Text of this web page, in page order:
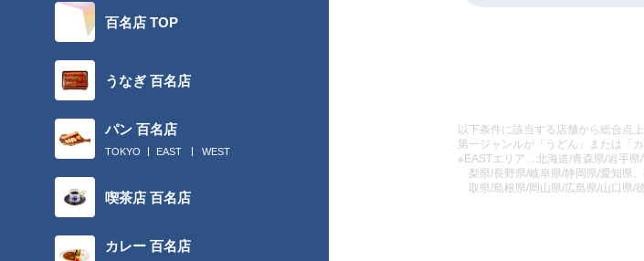
百名店 TOP
うなぎ 百名店
パン 百名店
TOKYO EAST WEST
喫茶店 百名店
カレー 百名店
以下条件に該当する店舗から総合点
第一ジャンルが「うどん」または「
※EASTエリア…北海道/青森県/岩手県
梨県/長野県/岐阜県/静岡県/愛知県
取県/島根県/岡山県/広島県/山口県/